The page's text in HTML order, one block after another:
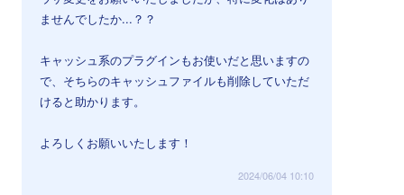
ませんでしたか...？？
キャッシュ系のプラグインもお使いだと思いますの
で、そちらのキャッシュファイルも削除していただ
けると助かります。
よろしくお願いいたします！
2024/06/04 10:10